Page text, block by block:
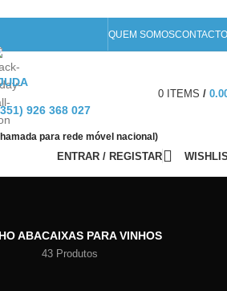
QUEM SOMOS
926 368 027
para rede móvel nacional)
0 ITEMS /
ENTRAR / REGISTAR
ABACAIXAS PARA VINHOS
43 Produtos